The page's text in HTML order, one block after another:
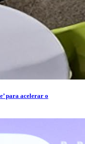
para acelerar o